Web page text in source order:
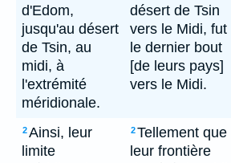
d'Edom,
jusqu'au désert
de Tsin, au
midi, à
l'extrémité
méridionale.
désert de Tsin
vers le Midi, fut
le dernier bout
[de leurs pays]
vers le Midi.
2Ainsi, leur
limite
2Tellement que
leur frontière